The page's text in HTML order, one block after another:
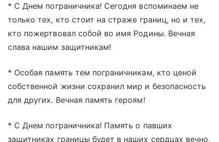
* С Днем пограничника! Сегодня вспоминаем не
только тех, кто стоит на страже границ, но и тех,
кто пожертвовал собой во имя Родины. Вечная
слава нашим защитникам!
* Особая память тем пограничникам, кто ценой
собственной жизни сохранил мир и безопасность
для других. Вечная память героям!
* С Днем пограничника! Память о павших
защитниках границы будет в наших сердцах вечно,